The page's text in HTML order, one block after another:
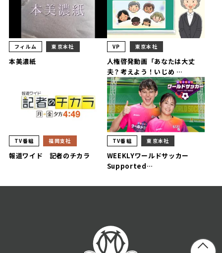
フィルム 東京本社
本美濃紙
VP 東京本社
人権啓発動画「あなたは大丈
夫？考えよう！いじめ …
TV番組 福岡支社
報道ワイド 記者のチカラ
TV番組 東京本社
WEEKLYワールドサッカー
Supported…